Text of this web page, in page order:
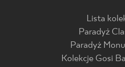
Lista
Paradyż
Paradyż
Kolekcje Gosi